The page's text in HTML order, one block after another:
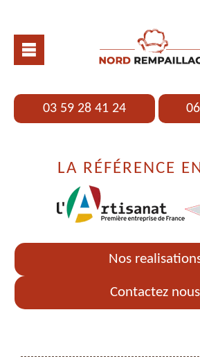
03 59 28 41 24
LA RÉFÉRENCE
Nos
Contactez nous